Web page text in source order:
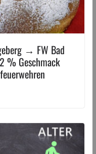
→ FW Bad
% Geschmack